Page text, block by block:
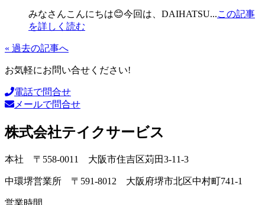
みなさんこんにちは😊今回は、DAIHATSU...この記事
を詳しく読む
« 過去の記事へ
お気軽にお問い合せください!
電話で問合せ
メールで問合せ
株式会社テイクサービス
本社 〒558-0011 大阪市住吉区苅田3-11-3
中環堺営業所 〒591-8012 大阪府堺市北区中村町741-1